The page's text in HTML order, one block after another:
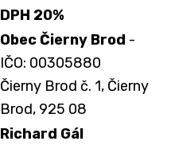
DPH 20%
Obec Čierny Brod -
IČO: 00305880
Čierny Brod č. 1, Čierny
Brod, 925 08
Richard Gál